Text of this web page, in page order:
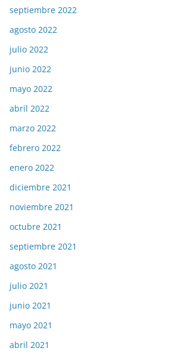
septiembre 2022
agosto 2022
julio 2022
junio 2022
mayo 2022
abril 2022
marzo 2022
febrero 2022
enero 2022
diciembre 2021
noviembre 2021
octubre 2021
septiembre 2021
agosto 2021
julio 2021
junio 2021
mayo 2021
abril 2021